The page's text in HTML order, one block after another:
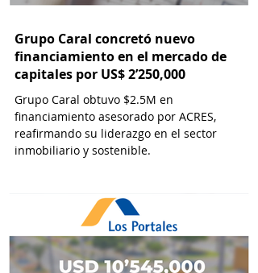
Grupo Caral concretó nuevo
financiamiento en el mercado de
capitales por US$ 2’250,000
Grupo Caral obtuvo $2.5M en
financiamiento asesorado por ACRES,
reafirmando su liderazgo en el sector
inmobiliario y sostenible.